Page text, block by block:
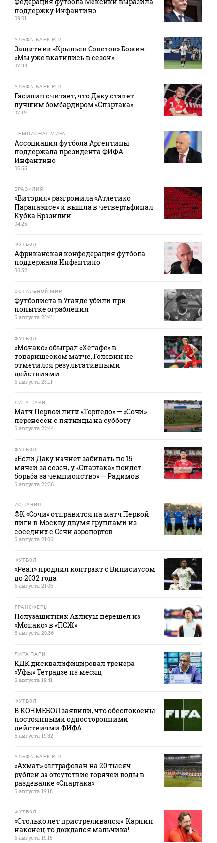
поддержку Инфантино
09:01
АЛЬФА-БАНК РПЛ
Защитник «Крыльев Советов» Божин:
«Мы уже вкатились в сезон»
07:34
АЛЬФА-БАНК РПЛ
Гасилин считает, что Даку станет
лучшим бомбардиром «Спартака»
07:19
ЧЕМПИОНАТ МИРА
Ассоциация футбола Аргентины
поддержала президента ФИФА
Инфантино
06:55
БРАЗИЛИЯ
«Витория» разгромила «Атлетико
Паранаэнсе» и вышла в четвертьфинал
Кубка Бразилии
04:25
ФУТБОЛ
Африканская конфедерация футбола
поддержала Инфантино
00:52
ОСТАЛЬНОЙ МИР
Футболиста в Уганде убили при
попытке ограбления
6 августа 23:41
ФУТБОЛ
«Монако» обыграл «Хетафе» в
товарищеском матче, Головин не
отметился результативными
действиями
6 августа 23:11
ЛИГА ПАРИ
Матч Первой лиги «Торпедо» — «Сочи»
перенесен с пятницы на субботу
6 августа 22:44
ФУТБОЛ
«Если Даку начнет забивать по 15
мячей за сезон, у «Спартака» пойдет
борьба за чемпионство» — Радимов
6 августа 22:36
ИСПАНИЯ
ФК «Сочи» отправится на матч Первой
лиги в Москву двумя группами из
соседних с Сочи аэропортов
6 августа 21:06
ФУТБОЛ
«Реал» продлил контракт с Винисиусом
до 2032 года
6 августа 21:06
ТРАНСФЕРЫ
Полузащитник Аклиуш перешел из
«Монако» в «ПСЖ»
6 августа 20:36
ЛИГА ПАРИ
КДК дисквалифицировал тренера
«Уфы» Тетрадзе на месяц
6 августа 19:41
ФУТБОЛ
В КОНМЕБОЛ заявили, что обеспокоены
постоянными односторонними
действиями ФИФА
6 августа 19:32
АЛЬФА-БАНК РПЛ
«Ахмат» оштрафован на 20 тысяч
рублей за отсутствие горячей воды в
раздевалке «Спартака»
6 августа 19:18
ФУТБОЛ
«Столько лет пристреливался». Карпин
наконец-то дождался мальчика!
6 августа 19:15